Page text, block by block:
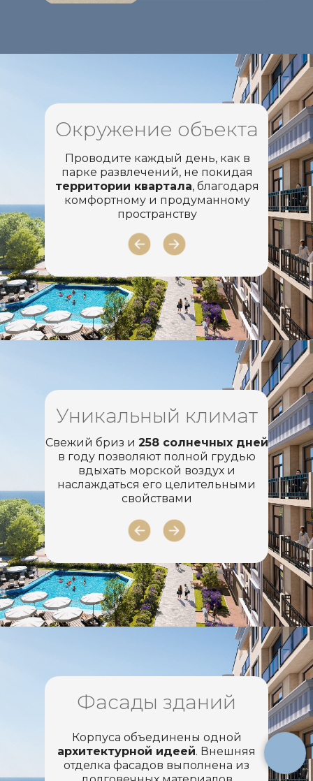
Проводите каждый день, как в
парке развлечений, не покидая
территории квартала, благодаря
комфортному и продуманному
пространству
Окружение объекта
Уникальный климат
Свежий бриз и 258 солнечных дней
в году позволяют полной грудью
вдыхать морской воздух и
наслаждаться его целительными
свойствами
Фасады зданий
Корпуса объединены одной
архитектурной идеей. Внешняя
отделка фасадов выполнена из